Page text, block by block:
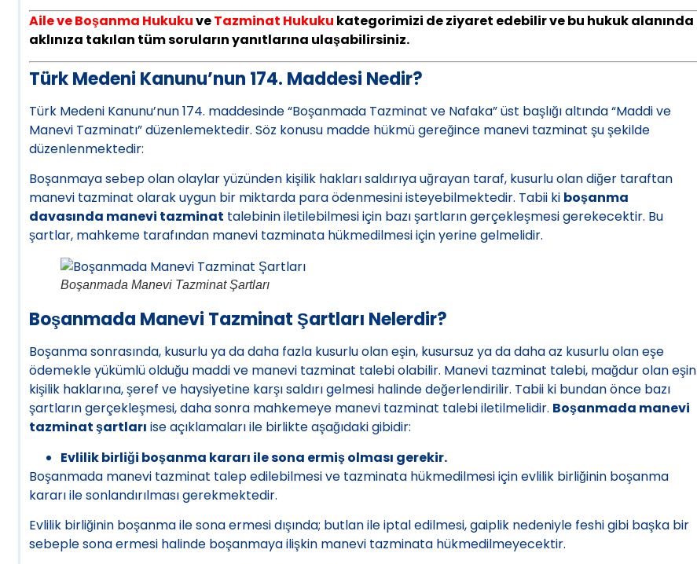
Aile ve Boşanma HukukuveTazminat Hukuku kategorimizi de ziyaret edebilir ve bu hukuk alanında
aklınıza takılan tüm soruların yanıtlarına ulaşabilirsiniz.
Türk Medeni Kanunu’nun 174. Maddesi Nedir?
Türk Medeni Kanunu’nun 174. maddesinde “Boşanmada Tazminat ve Nafaka” üst başlığı altında “Maddi ve
Manevi Tazminatı” düzenlemektedir. Söz konusu madde hükmü gereğince manevi tazminat şu şekilde
düzenlenmektedir:
Boşanmaya sebep olan olaylar yüzünden kişilik hakları saldırıya uğrayan taraf, kusurlu olan diğer taraftan
manevi tazminat olarak uygun bir miktarda para ödenmesini isteyebilmektedir. Tabii ki boşanma
davasında manevi tazminat talebinin iletilebilmesi için bazı şartların gerçekleşmesi gerekecektir. Bu
şartlar, mahkeme tarafından manevi tazminata hükmedilmesi için yerine gelmelidir.
Boşanmada Manevi Tazminat Şartları
Boşanmada Manevi Tazminat Şartları Nelerdir?
Boşanma sonrasında, kusurlu ya da daha fazla kusurlu olan eşin, kusursuz ya da daha az kusurlu olan eşe
ödemekle yükümlü olduğu maddi ve manevi tazminat talebi olabilir. Manevi tazminat talebi, mağdur olan eşin
kişilik haklarına, şeref ve haysiyetine karşı saldırı gelmesi halinde değerlendirilir. Tabii ki bundan önce bazı
şartların gerçekleşmesi, daha sonra mahkemeye manevi tazminat talebi iletilmelidir. Boşanmada manevi
tazminat şartları ise açıklamaları ile birlikte aşağıdaki gibidir:
Evlilik birliği boşanma kararı ile sona ermiş olması gerekir.
Boşanmada manevi tazminat talep edilebilmesi ve tazminata hükmedilmesi için evlilik birliğinin boşanma
kararı ile sonlandırılması gerekmektedir.
Evlilik birliğinin boşanma ile sona ermesi dışında; butlan ile iptal edilmesi, gaiplik nedeniyle feshi gibi başka bir
sebeple sona ermesi halinde boşanmaya ilişkin manevi tazminata hükmedilmeyecektir.